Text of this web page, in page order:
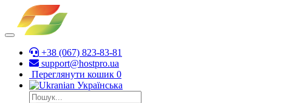
+38 (067) 823-83-81
support@hostpro.ua
Переглянути кошик 0
Українська